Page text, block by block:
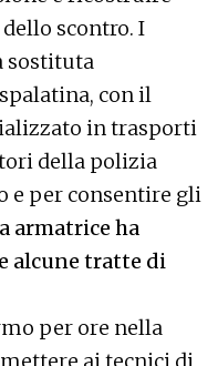
scontro. I
sostituta
con il
in trasporti
della polizia
e per consentire gli
armatrice ha
alcune tratte di
per ore nella
ai tecnici di